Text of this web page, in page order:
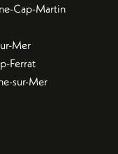
Cap-Martin
Mer
Ferrat
sur-Mer